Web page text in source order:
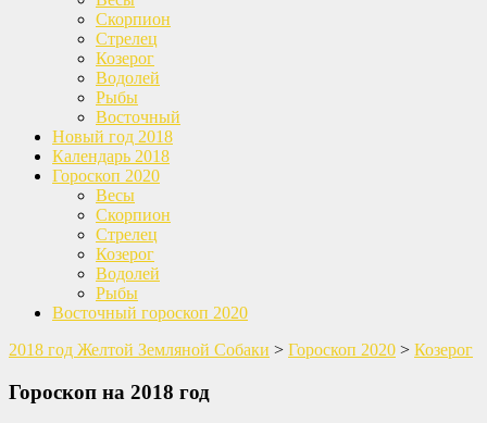
Скорпион
Стрелец
Козерог
Водолей
Рыбы
Восточный
Новый год 2018
Календарь 2018
Гороскоп 2020
Весы
Скорпион
Стрелец
Козерог
Водолей
Рыбы
Восточный гороскоп 2020
2018 год Желтой Земляной Собаки > Гороскоп 2020 > Козерог
Гороскоп на 2018 год